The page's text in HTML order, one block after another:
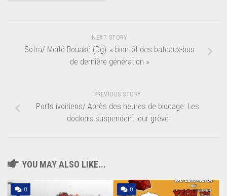
NEXT STORY
Sotra/ Meïté Bouaké (Dg) :« bientôt des bateaux-bus
de dernière génération »
PREVIOUS STORY
Ports ivoiriens/ Après des heures de blocage: Les
dockers suspendent leur grève
YOU MAY ALSO LIKE...
0 0